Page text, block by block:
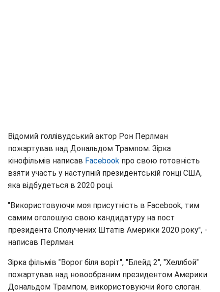
Відомий голлівудський актор Рон Перлман
пожартував над Дональдом Трампом. Зірка
кінофільмів написав Facebook про свою готовність
взяти участь у наступній президентській гонці США,
яка відбудеться в 2020 році.
"Використовуючи моя присутність в Facebook, тим
самим оголошую свою кандидатуру на пост
президента Сполучених Штатів Америки 2020 року", -
написав Перлман.
Зірка фільмів "Ворог біля воріт", "Блейд 2", "Хеллбой"
пожартував над новообраним президентом Америки
Дональдом Трампом, використовуючи його слоган.